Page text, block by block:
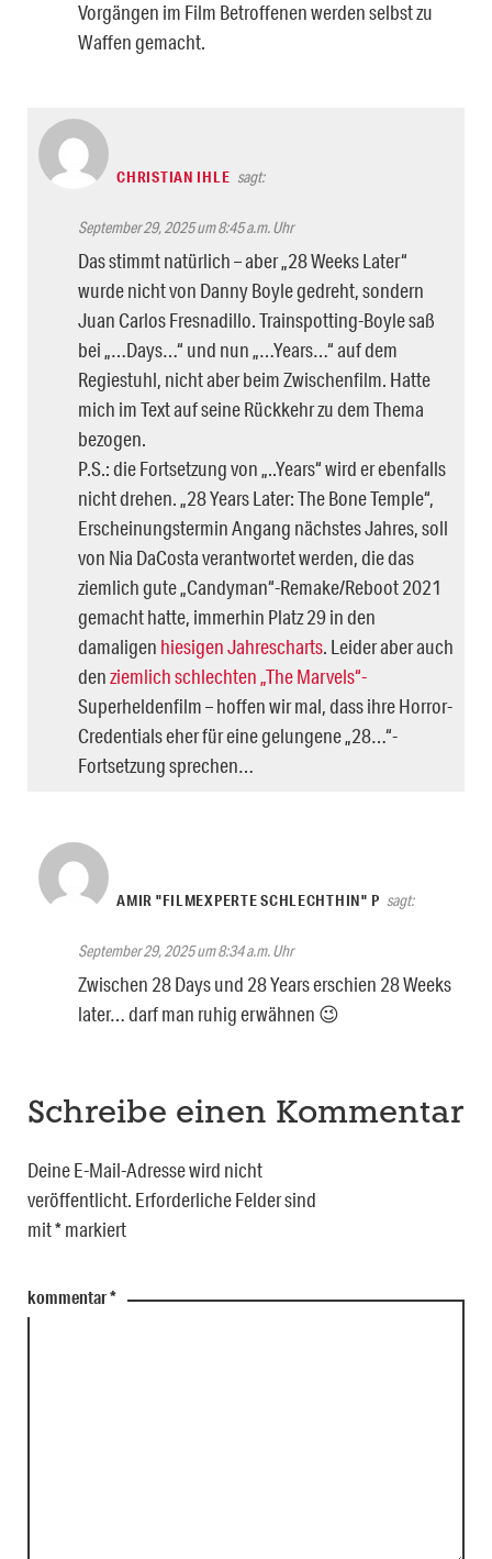
Vorgängen im Film Betroffenen werden selbst zu
Waffen gemacht.
CHRISTIAN IHLE sagt:
September 29, 2025 um 8:45 a.m. Uhr
Das stimmt natürlich – aber „28 Weeks Later“
wurde nicht von Danny Boyle gedreht, sondern
Juan Carlos Fresnadillo. Trainspotting-Boyle saß
bei „…Days…“ und nun „…Years…“ auf dem
Regiestuhl, nicht aber beim Zwischenfilm. Hatte
mich im Text auf seine Rückkehr zu dem Thema
bezogen.
P.S.: die Fortsetzung von „..Years“ wird er ebenfalls
nicht drehen. „28 Years Later: The Bone Temple“,
Erscheinungstermin Angang nächstes Jahres, soll
von Nia DaCosta verantwortet werden, die das
ziemlich gute „Candyman“-Remake/Reboot 2021
gemacht hatte, immerhin Platz 29 in den
damaligen hiesigen Jahrescharts. Leider aber auch
denziemlich schlechten „The Marvels“-
Superheldenfilm – hoffen wir mal, dass ihre Horror-
Credentials eher für eine gelungene „28…“-
Fortsetzung sprechen…
AMIR "FILMEXPERTE SCHLECHTHIN" P sagt:
September 29, 2025 um 8:34 a.m. Uhr
Zwischen 28 Days und 28 Years erschien 28 Weeks
later… darf man ruhig erwähnen 😉
Schreibe einen Kommentar
Deine E-Mail-Adresse wird nicht
veröffentlicht. Erforderliche Felder sind
mit*markiert
kommentar*